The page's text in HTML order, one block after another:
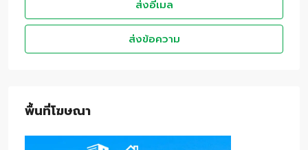
ส่งอีเมล
ส่งข้อความ
พื้นที่โฆษณา